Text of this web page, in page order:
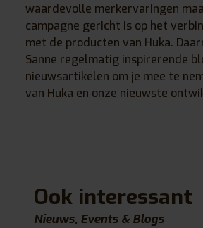
waardevolle merkervaringen
campagne gericht is op het
met de producten van Huka.
Sanne regelmatig inspirerende
nieuwsartikelen om je mee te
van Huka en onze nieuwste
Ook interessant
Nieuws, Events & Blogs